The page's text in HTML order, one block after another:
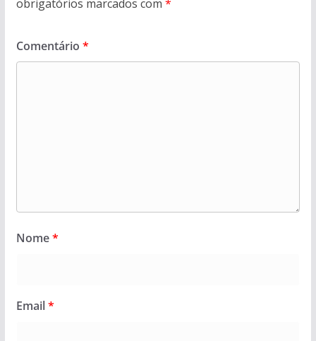
obrigatórios marcados com *
Comentário *
Nome*
Email*